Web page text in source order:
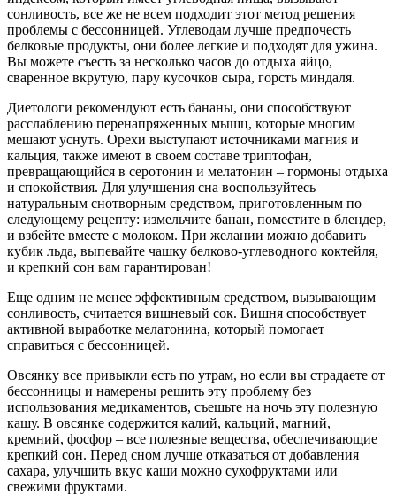
сонливость, все же не всем подходит этот метод решения
проблемы с бессонницей. Углеводам лучше предпочесть
белковые продукты, они более легкие и подходят для ужина.
Вы можете съесть за несколько часов до отдыха яйцо,
сваренное вкрутую, пару кусочков сыра, горсть миндаля.
Диетологи рекомендуют есть бананы, они способствуют
расслаблению перенапряженных мышц, которые многим
мешают уснуть. Орехи выступают источниками магния и
кальция, также имеют в своем составе триптофан,
превращающийся в серотонин и мелатонин – гормоны отдыха
и спокойствия. Для улучшения сна воспользуйтесь
натуральным снотворным средством, приготовленным по
следующему рецепту: измельчите банан, поместите в блендер,
и взбейте вместе с молоком. При желании можно добавить
кубик льда, выпевайте чашку белково-углеводного коктейля,
и крепкий сон вам гарантирован!
Еще одним не менее эффективным средством, вызывающим
сонливость, считается вишневый сок. Вишня способствует
активной выработке мелатонина, который помогает
справиться с бессонницей.
Овсянку все привыкли есть по утрам, но если вы страдаете от
бессонницы и намерены решить эту проблему без
использования медикаментов, съешьте на ночь эту полезную
кашу. В овсянке содержится калий, кальций, магний,
кремний, фосфор – все полезные вещества, обеспечивающие
крепкий сон. Перед сном лучше отказаться от добавления
сахара, улучшить вкус каши можно сухофруктами или
свежими фруктами.